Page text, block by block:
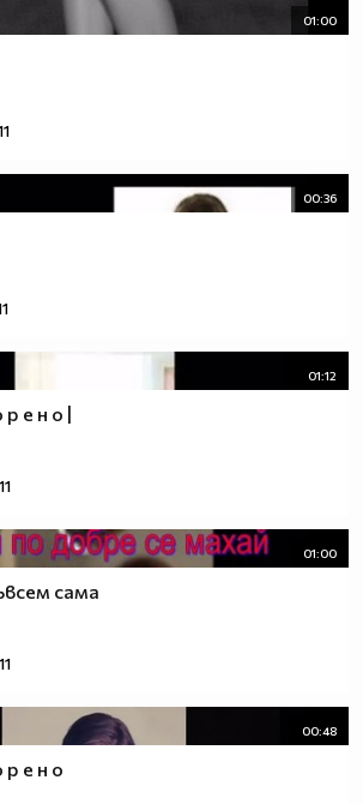
и галят нежното лице,но знаеш ли
да плачеш за едно момче!
настръхвам и бързо
01:00
00:36
01:12
р е н о |
01:00
сама
00:48
р е н о